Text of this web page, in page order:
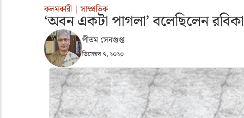
কলমকারী |সাম্প্রতিক
‘অবন একটা পাগলা’ বলেছিলেন রবিকা
পীতম সেনগুপ্ত
ডিসেম্বর ৭, ২০২০